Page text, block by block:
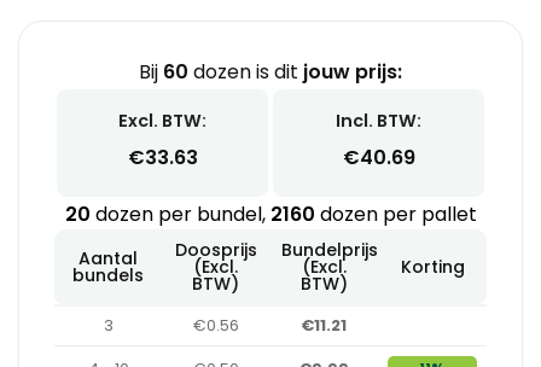
Bij 60 dozen is dit jouw prijs:
Excl. BTW:
€33.63
Incl. BTW:
€40.69
20 dozen per bundel, 2160 dozen per pallet
Aantal
bundels
Doosprijs
(Excl.
BTW)
Bundelprijs
(Excl.
BTW)
Korting
3 €0.56
€11.21